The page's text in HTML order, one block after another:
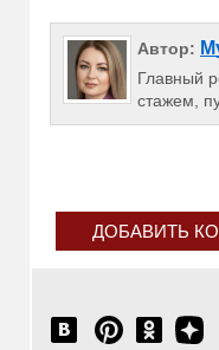
Автор:
Главный
стажем,
ДОБАВИТЬ